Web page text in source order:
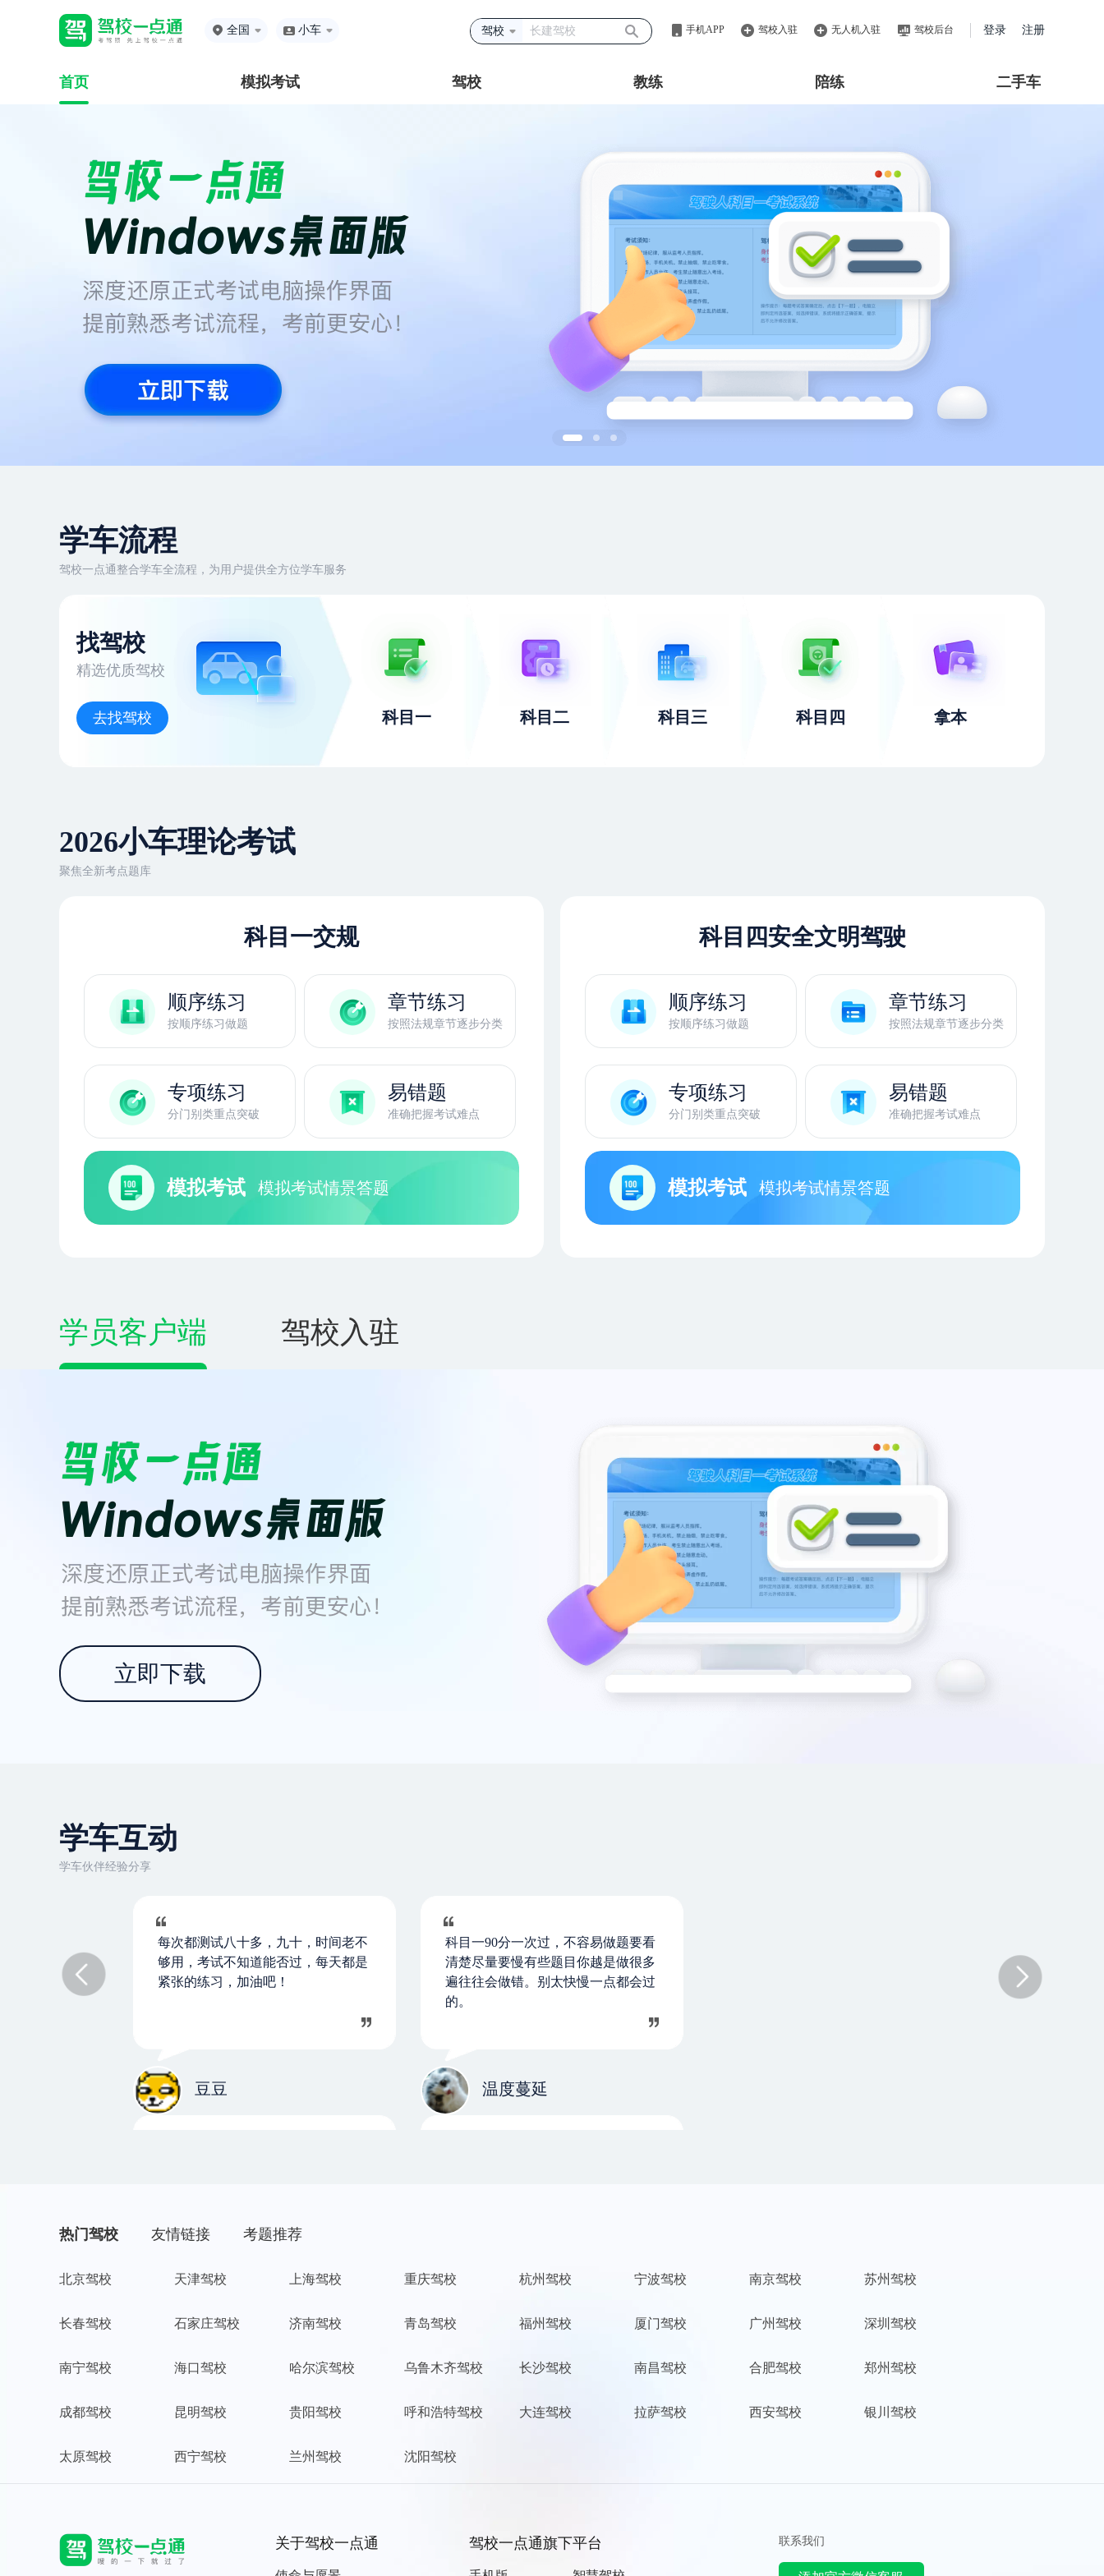
全国 小车 驾校 手机APP 驾校入驻 无人机入驻 驾校后台 登录 注册
首页 模拟考试 驾校 教练 陪练 二手车
学车流程
驾校一点通整合学车全流程，为用户提供全方位学车服务
找驾校
精选优质驾校
去找驾校 科目一 科目二 科目三 科目四 拿本
2026小车理论考试
聚焦全新考点题库
科目一交规
顺序练习
按顺序练习做题
章节练习
按照法规章节逐步分类
专项练习
分门别类重点突破
易错题
准确把握考试难点
模拟考试 模拟考试情景答题
科目四安全文明驾驶
顺序练习
按顺序练习做题
章节练习
按照法规章节逐步分类
专项练习
分门别类重点突破
易错题
准确把握考试难点
模拟考试 模拟考试情景答题
学员客户端 驾校入驻
立即下载
学车互动
学车伙伴经验分享
每次都测试八十多，九十，时间老不
够用，考试不知道能否过，每天都是
紧张的练习，加油吧！
豆豆
科目一90分一次过，不容易做题要看
清楚尽量要慢有些题目你越是做很多
遍往往会做错。别太快慢一点都会过
的。
温度蔓延
的题，不会的先放着，做完了再回去
来了，为了庆祝我考过买了二只老母
热门驾校 友情链接 考题推荐
北京驾校 天津驾校 上海驾校 重庆驾校 杭州驾校 宁波驾校 南京驾校 苏州驾校
长春驾校 石家庄驾校 济南驾校 青岛驾校 福州驾校 厦门驾校 广州驾校 深圳驾校
南宁驾校 海口驾校 哈尔滨驾校 乌鲁木齐驾校 长沙驾校 南昌驾校 合肥驾校 郑州驾校
成都驾校 昆明驾校 贵阳驾校 呼和浩特驾校 大连驾校 拉萨驾校 西安驾校 银川驾校
太原驾校 西宁驾校 兰州驾校 沈阳驾校
关于驾校一点通 驾校一点通旗下平台 联系我们